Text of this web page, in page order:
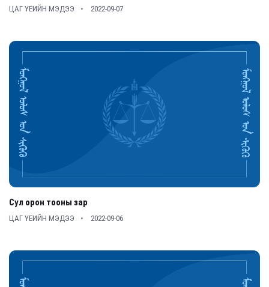
ЦАГ ҮЕИЙН МЭДЭЭ 2022-09-07
Сул орон тооны зар
ЦАГ ҮЕИЙН МЭДЭЭ 2022-09-06